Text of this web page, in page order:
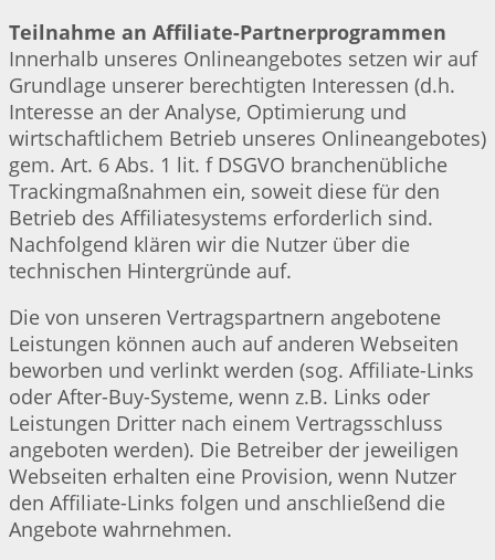
Teilnahme an Affiliate-Partnerprogrammen
Innerhalb unseres Onlineangebotes setzen wir auf
Grundlage unserer berechtigten Interessen (d.h.
Interesse an der Analyse, Optimierung und
wirtschaftlichem Betrieb unseres Onlineangebotes)
gem. Art. 6 Abs. 1 lit. f DSGVO branchenübliche
Trackingmaßnahmen ein, soweit diese für den
Betrieb des Affiliatesystems erforderlich sind.
Nachfolgend klären wir die Nutzer über die
technischen Hintergründe auf.
Die von unseren Vertragspartnern angebotene
Leistungen können auch auf anderen Webseiten
beworben und verlinkt werden (sog. Affiliate-Links
oder After-Buy-Systeme, wenn z.B. Links oder
Leistungen Dritter nach einem Vertragsschluss
angeboten werden). Die Betreiber der jeweiligen
Webseiten erhalten eine Provision, wenn Nutzer
den Affiliate-Links folgen und anschließend die
Angebote wahrnehmen.